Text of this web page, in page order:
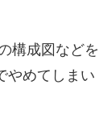
構成図などを
やめてしまい